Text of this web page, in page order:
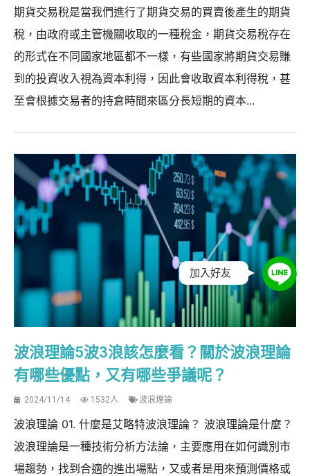
期貨交易稅是當我們進行了期貨交易的買賣後產生的期貨
稅，由政府或主管機關收取的一種稅金，期貨交易稅存在
的形式在不同國家地區都不一樣，有些國家將期貨交易賺
到的投資收入視為資本利得，因此會收取資本利得稅，甚
至會根據交易者的持倉時間來區分長短期的資本...
波浪理論5波3浪該怎麼看？關於波浪理論
有哪些優點，又有哪些爭議呢？
2024/11/14 1532人 波浪理論
波浪理論 01. 什麼是艾略特波浪理論？ 波浪理論是什麼？
波浪理論是一種技術分析方法論，主要應用在如何識別市
場趨勢，找到合適的進出場點，又或者是用來預測價格或
加入好友